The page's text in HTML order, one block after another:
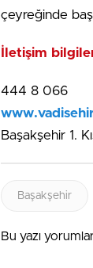
çeyreğinde
İletişim
444 8 066
Başakşehir 1.
Başakşehir
Bu yazı